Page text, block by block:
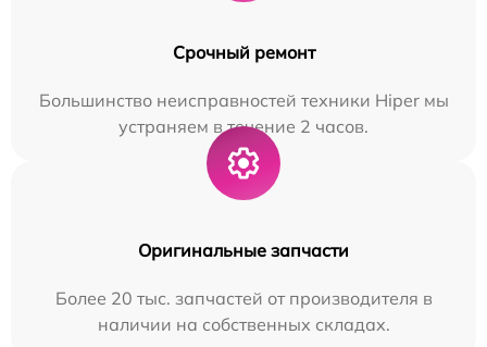
Срочный ремонт
Большинство неисправностей техники Hiper мы
устраняем в течение 2 часов.
Оригинальные запчасти
Более 20 тыс. запчастей от производителя в
наличии на собственных складах.